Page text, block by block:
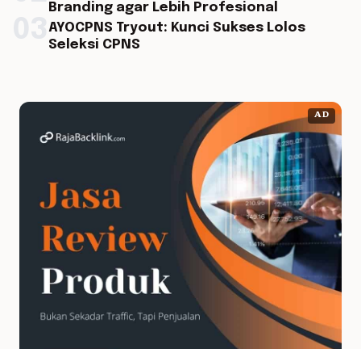
Branding agar Lebih Profesional
AYOCPNS Tryout: Kunci Sukses Lolos
Seleksi CPNS
AD